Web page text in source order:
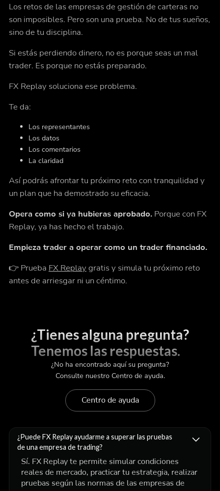
Los retos de las empresas de gestión de carteras no
son imposibles. Pero son una prueba. No de tus sueños,
sino de tu disciplina.
Si estás perdiendo dinero, no es porque seas un mal
trader. Es porque noestás preparado.
FX Replay soluciona ese problema.
Te da:
Los representantes
Los datos
Los comentarios
La claridad
Así podrás afrontar tu próximo reto con tranquilidad y
un plan que ha demostrado su eficacia.
Opera como si ya hubieras aprobado.Porque con FX
Replay, ya has hecho el trabajo.
Empieza trader a operar como un trader financiado.
👉 Prueba FX Replay gratis y simula tu próximo reto
antes de arriesgar ni un céntimo.
¿Tienes alguna pregunta?
Tenemos las respuestas.
¿No ha encontrado aquí su pregunta?
Consulte nuestro Centro de ayuda.
Centro de ayuda
¿Puede FX Replay ayudarme a superar las pruebas
de una empresa de trading?
Sí. FX Replay te permite simular condiciones
reales de mercado, practicar tu estrategia, realizar
pruebas según las normas de las empresas de